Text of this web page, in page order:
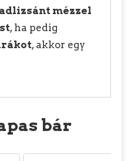
mézzel
, ha pedig
, akkor egy
bár